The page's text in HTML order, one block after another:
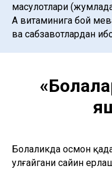
маҳсулотлари
А витаминига бой
ва сабзавотлардан
Болаликда осмон
улғайгани сайин